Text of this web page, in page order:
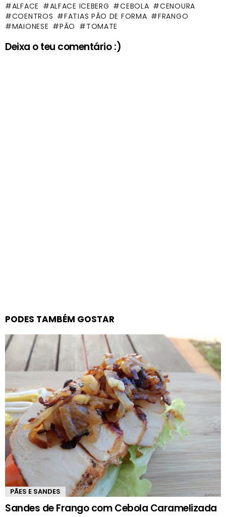
ALFACE ALFACE ICEBERG CEBOLA
CENOURA
COENTROS
FATIAS PÃO DE FORMA
FRANGO
MAIONESE
PÃO TOMATE
Deixa o teu comentário :)
PODES TAMBÉM GOSTAR
PÃES E SANDES
Sandes de Frango com Cebola Caramelizada